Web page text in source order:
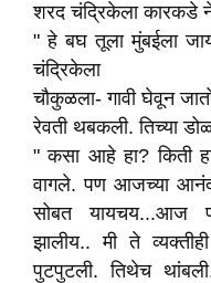
शरद चंद्रिकेला कारकडे
" हे बघ तूला मुंबईला
चंद्रिकेला
चौकुळला- गावी घेवून
रेवती थबकली. तिच्या
" कसा आहे हा? किती
वागले. पण आजच्या
सोबत यायचय...आज
झालीय.. मी ते
पुटपुटली. तिथेच